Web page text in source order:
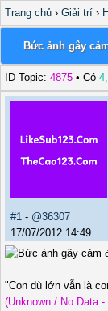
Trang chủ › Giải trí ›
Bức ảnh gây
ID Topic: 4875 • Có
#1 - @36307
17/07/2012 14:49
"Con dù lớn vẫn là
(Unknown / No Data -